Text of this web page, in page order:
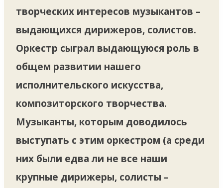
творческих интересов музыкантов –
выдающихся дирижеров, солистов.
Оркестр сыграл выдающуюся роль в
общем развитии нашего
исполнительского искусства,
композиторского творчества.
Музыканты, которым доводилось
выступать с этим оркестром (а среди
них были едва ли не все наши
крупные дирижеры, солисты –